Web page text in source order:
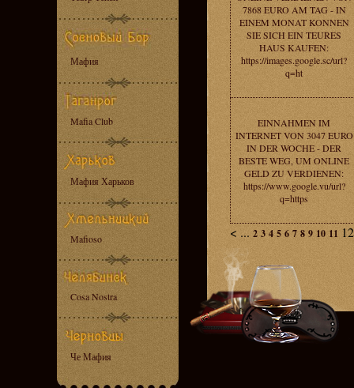
Мафия
Mafia Club
Мафия Харьков
Mafioso
Cosa Nostra
Че Мафия
7868 EURO AM TAG - IN
EINEM MONAT KONNEN
SIE SICH EIN TEURES
HAUS KAUFEN:
https://images.google.sc/url?
q=ht
EINNAHMEN IM
INTERNET VON 3047 EURO
IN DER WOCHE - DER
BESTE WEG, UM ONLINE
GELD ZU VERDIENEN:
https://www.google.vu/url?
q=https
< ... 2 3 4 5 6 7 8 9 10 11